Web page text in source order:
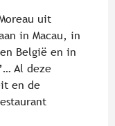
uit
in Macau, in
België en in
Al deze
en de